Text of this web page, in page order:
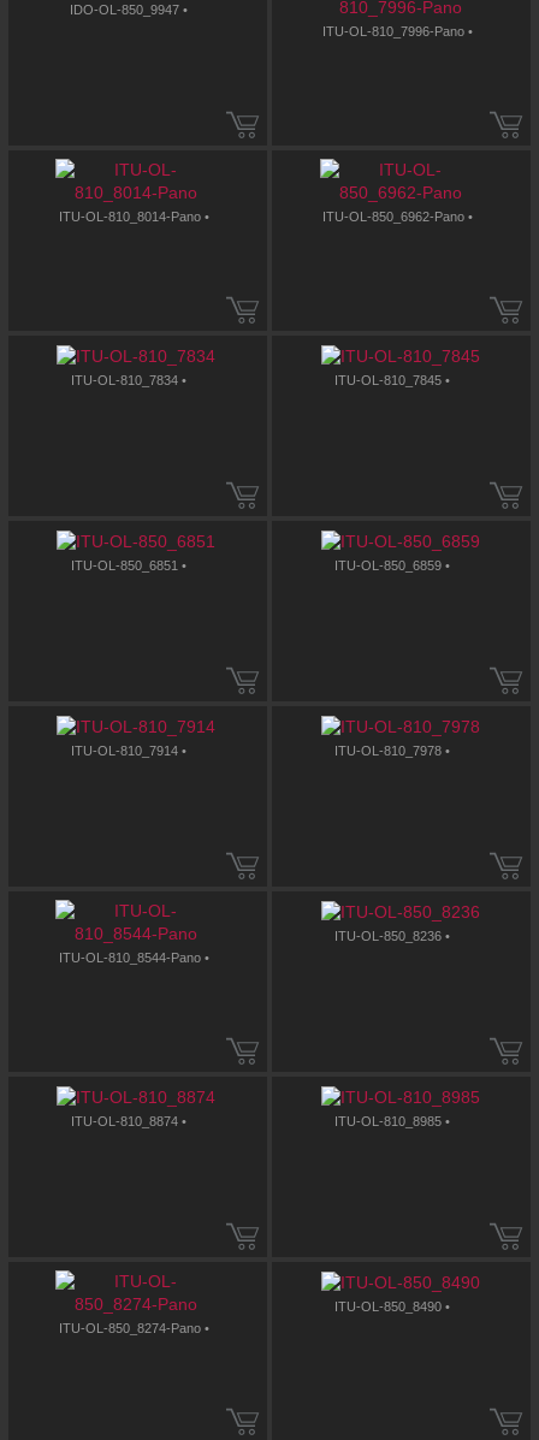
IDO-OL-850_9947 •
ITU-OL-810_7996-Pano •
ITU-OL-810_8014-Pano • ITU-OL-850_6962-Pano •
ITU-OL-810_7834 • ITU-OL-810_7845 •
ITU-OL-850_6851 • ITU-OL-850_6859 •
ITU-OL-810_7914 • ITU-OL-810_7978 •
ITU-OL-810_8544-Pano •
ITU-OL-850_8236 •
ITU-OL-810_8874 • ITU-OL-810_8985 •
ITU-OL-850_8274-Pano •
ITU-OL-850_8490 •